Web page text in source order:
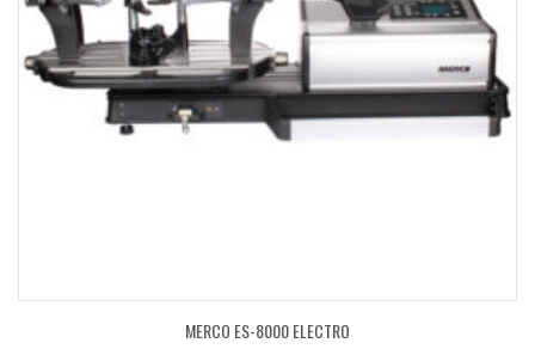
MERCO ES-8000 ELECTRO